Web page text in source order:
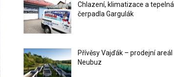
Chlazení, klimatizace a tepelná
čerpadla Gargulák
Přívěsy Vajďák – prodejní areál
Neubuz